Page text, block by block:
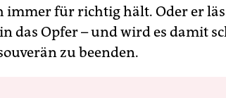
immer für richtig hält. Oder er
das Opfer – und wird es damit
zu beenden.